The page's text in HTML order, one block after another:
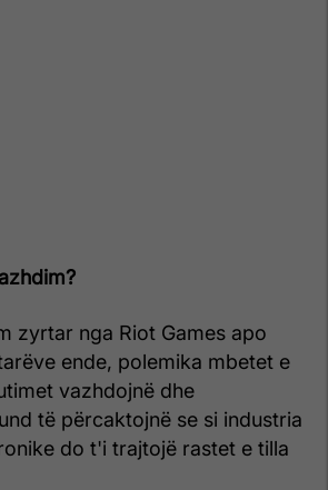
zyrtar nga Riot Games apo
ende, polemika mbetet e
vazhdojnë dhe
të përcaktojnë se si industria
do t'i trajtojë rastet e tilla